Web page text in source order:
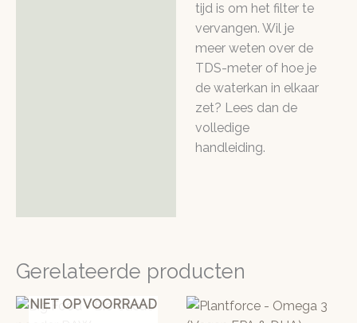
tijd is om het filter te
vervangen. Wil je
meer weten over de
TDS-meter of hoe je
de waterkan in elkaar
zet? Lees dan de
volledige
handleiding.
Gerelateerde producten
NIET OP VOORRAAD